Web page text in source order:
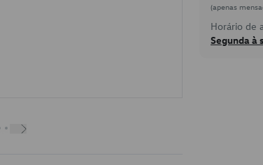
(apenas
Horário de
Segunda à